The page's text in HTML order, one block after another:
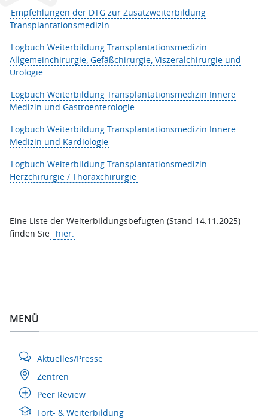
Empfehlungen der DTG zur Zusatzweiterbildung
Transplantationsmedizin
Logbuch Weiterbildung Transplantationsmedizin
Allgemeinchirurgie, Gefäßchirurgie, Viszeralchirurgie und
Urologie
Logbuch Weiterbildung Transplantationsmedizin Innere
Medizin und Gastroenterologie
Logbuch Weiterbildung Transplantationsmedizin Innere
Medizin und Kardiologie
Logbuch Weiterbildung Transplantationsmedizin
Herzchirurgie / Thoraxchirurgie
Eine Liste der Weiterbildungsbefugten (Stand 14.11.2025)
finden Sie hier.
MENÜ
Aktuelles/Presse
Zentren
Peer Review
Fort- & Weiterbildung